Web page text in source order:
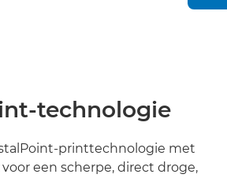
technologie
printtechnologie met
een scherpe, direct droge,